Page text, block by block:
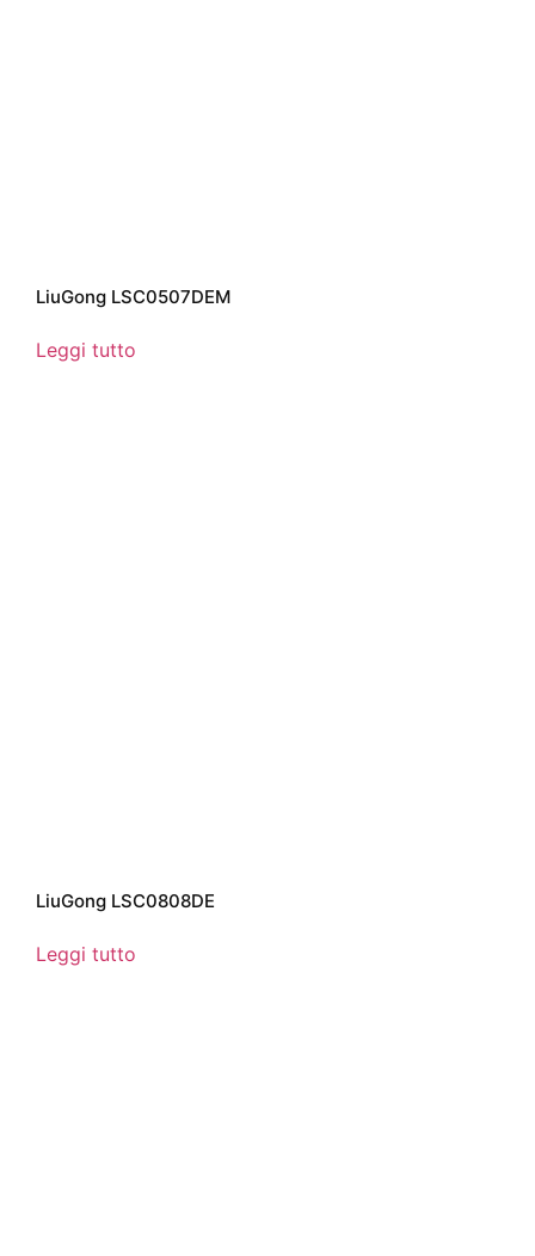
LiuGong LSC0507DEM
Leggi tutto
LiuGong LSC0808DE
Leggi tutto